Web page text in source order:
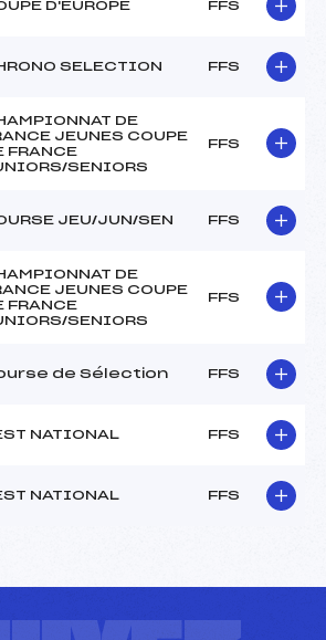
D'EUROPE FFS
SELECTION FFS
DE
JEUNES COUPE
FRANCE
SENIORS
FFS
JEU/JUN/SEN FFS
DE
JEUNES COUPE
FRANCE
SENIORS
FFS
de Sélection FFS
NATIONAL FFS
NATIONAL FFS